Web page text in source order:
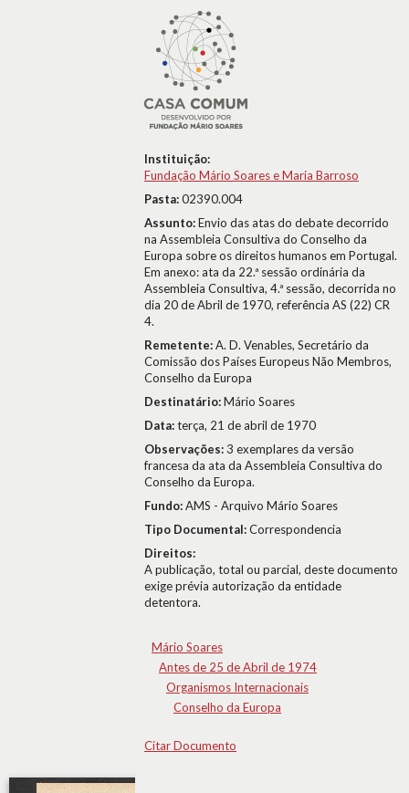
Instituição:
Fundação Mário Soares e Maria Barroso
Pasta:02390.004
Assunto:Envio das atas do debate decorrido
na Assembleia Consultiva do Conselho da
Europa sobre os direitos humanos em Portugal.
Em anexo: ata da 22.ª sessão ordinária da
Assembleia Consultiva, 4.ª sessão, decorrida no
dia 20 de Abril de 1970, referência AS (22) CR
4.
Remetente:A. D. Venables, Secretário da
Comissão dos Países Europeus Não Membros,
Conselho da Europa
Destinatário:Mário Soares
Data:terça, 21 de abril de 1970
Observações:3 exemplares da versão
francesa da ata da Assembleia Consultiva do
Conselho da Europa.
Fundo:AMS - Arquivo Mário Soares
Tipo Documental:Correspondencia
Direitos:
A publicação, total ou parcial, deste documento
exige prévia autorização da entidade
detentora.
Mário Soares
Antes de 25 de Abril de 1974
Organismos Internacionais
Conselho da Europa
Citar Documento